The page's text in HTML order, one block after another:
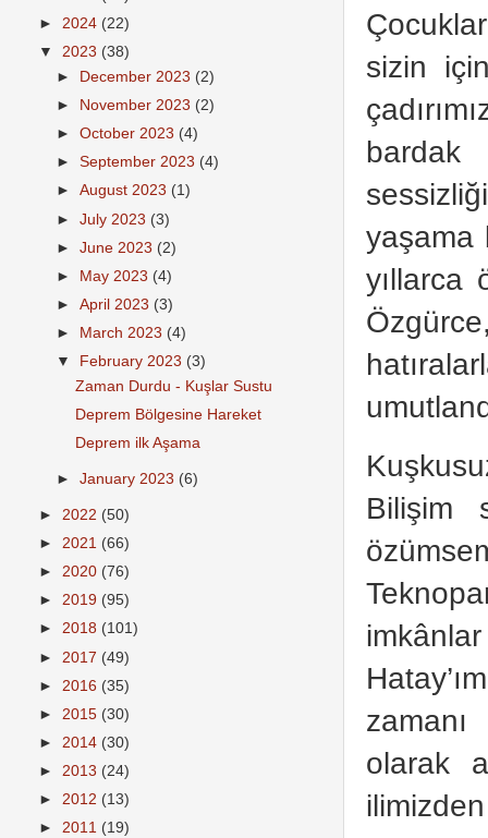
sizin
bardak
yaşama
yıllarca
Bilişim
olarak
► 2024 (22)
▼ 2023 (38)
►
December 2023 (2)
►
November 2023 (2)
►October 2023 (4)
►September 2023 (4)
►August 2023 (1)
►July 2023 (3)
►June 2023 (2)
►
May 2023 (4)
►April 2023 (3)
►
March 2023 (4)
▼
February 2023 (3)
Zaman Durdu - Kuşlar Sustu
Deprem Bölgesine Hareket
Deprem ilk Aşama
►January 2023 (6)
► 2022 (50)
► 2021 (66)
► 2020 (76)
► 2019 (95)
► 2018 (101)
► 2017 (49)
► 2016 (35)
► 2015 (30)
► 2014 (30)
► 2013 (24)
► 2012 (13)
► 2011 (19)